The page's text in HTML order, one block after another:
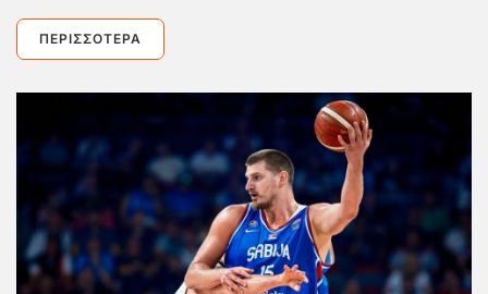
ΠΕΡΙΣΣΌΤΕΡΑ